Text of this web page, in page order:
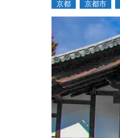
京都 京都市